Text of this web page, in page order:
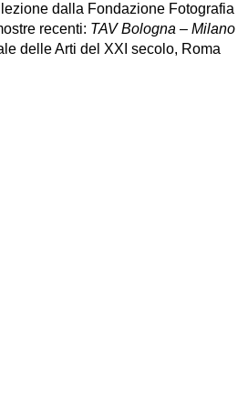
dalla Fondazione Fotografia
recenti: TAV Bologna – Milano
delle Arti del XXI secolo, Roma